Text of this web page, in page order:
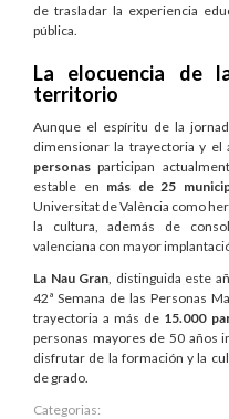
de trasladar la experiencia
pública.
La elocuencia de
territorio
Aunque el espíritu de la
dimensionar la trayectoria y el
personas participan
estable en más de 25
Universitat de València como
la cultura, además de
valenciana con mayor
La Nau Gran , distinguida este
42ª Semana de las Personas
trayectoria a más de 15.000
personas mayores de 50 años
disfrutar de la formación y la
de grado.
Categorias: